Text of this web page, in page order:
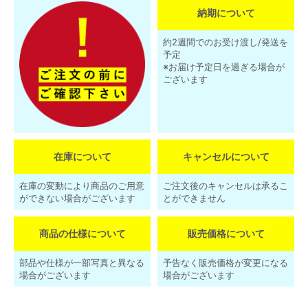
納期について
約2週間でのお受け渡し/発送を
予定
※お届け予定日を過ぎる場合が
ございます
在庫について
在庫の変動により商品のご用意
ができない場合がございます
キャンセルについて
ご注文後のキャンセルは承るこ
とができません
商品の仕様について
部品や仕様が一部写真と異なる
場合がございます
販売価格について
予告なく販売価格が変更になる
場合がございます